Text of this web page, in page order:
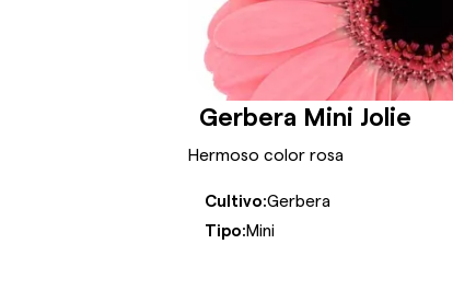
Gerbera Mini Jolie
Hermoso color rosa
Cultivo:Gerbera
Tipo:Mini